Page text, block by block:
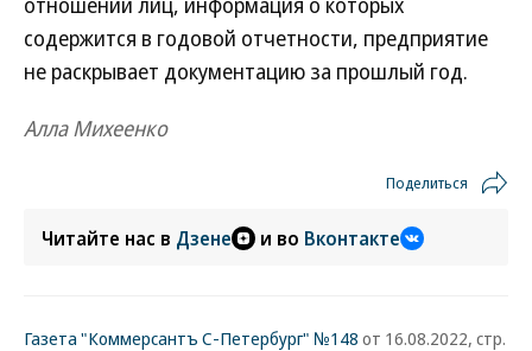
содержится в годовой отчетности, предприятие
не раскрывает документацию за прошлый год.
Алла Михеенко
Поделиться
Читайте нас в Дзене и во Вконтакте
Газета "Коммерсантъ С-Петербург" №148 от 16.08.2022, стр.